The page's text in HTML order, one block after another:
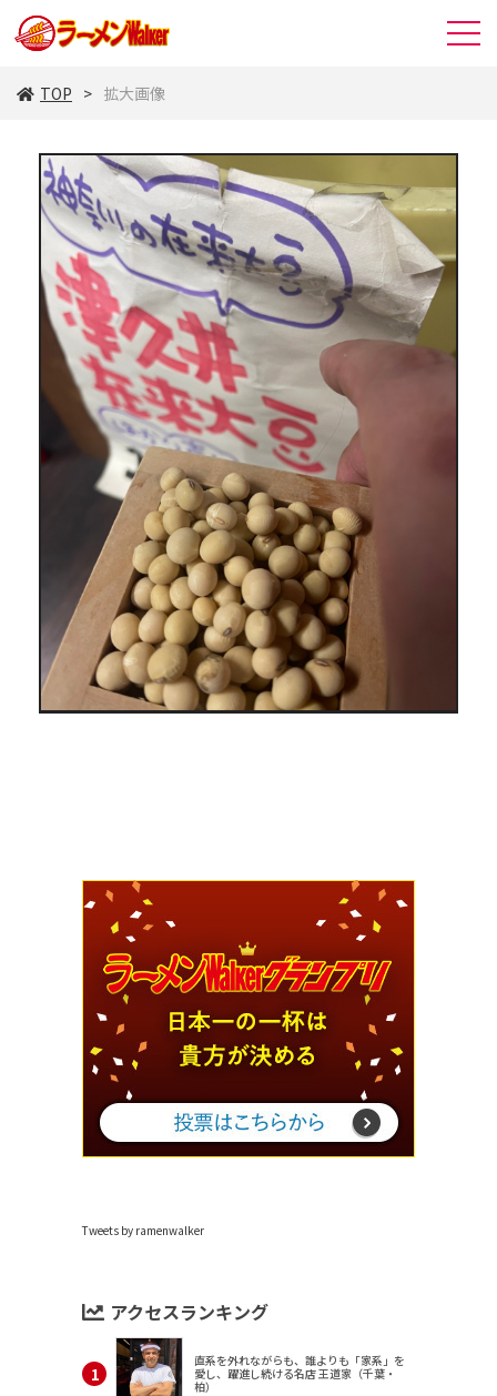
TOP 拡大画像
Tweets by ramenwalker
アクセスランキング
直系を外れながらも、誰よりも「家系」を
愛し、躍進し続ける名店 王道家（千葉・
柏）